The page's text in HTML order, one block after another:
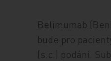
Belimumab
bude pro
(s.c.) podání.